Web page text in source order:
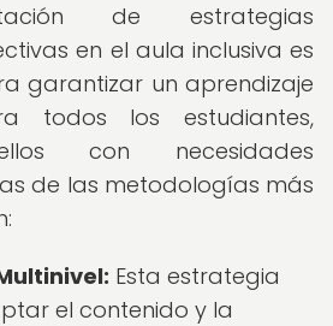
de estrategias
en el aula inclusiva es
garantizar un aprendizaje
todos los estudiantes,
con necesidades
de las metodologías más
Esta estrategia
el contenido y la